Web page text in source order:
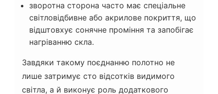
зворотна сторона часто має спеціальне
світловідбивне або акрилове покриття, що
відштовхує сонячне проміння та запобігає
нагріванню скла.
Завдяки такому поєднанню полотно не
лише затримує сто відсотків видимого
світла, а й виконує роль додаткового